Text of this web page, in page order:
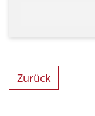
Zurück